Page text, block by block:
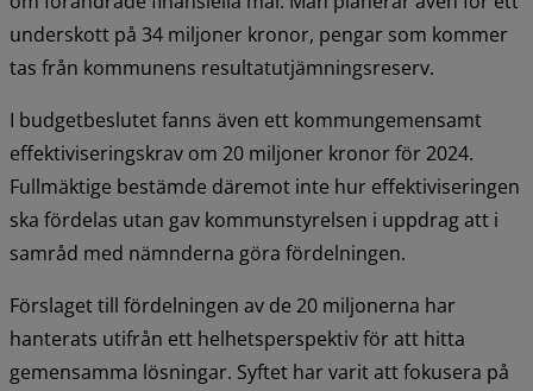
underskott på 34 miljoner kronor, pengar som kommer
tas från kommunens resultatutjämningsreserv.
I budgetbeslutet fanns även ett kommungemensamt
effektiviseringskrav om 20 miljoner kronor för 2024.
Fullmäktige bestämde däremot inte hur effektiviseringen
ska fördelas utan gav kommunstyrelsen i uppdrag att i
samråd med nämnderna göra fördelningen.
Förslaget till fördelningen av de 20 miljonerna har
hanterats utifrån ett helhetsperspektiv för att hitta
gemensamma lösningar. Syftet har varit att fokusera på